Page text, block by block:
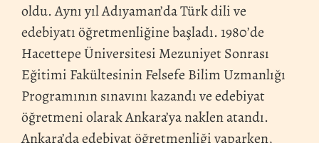
oldu. Aynı yıl Adıyaman’da Türk dili ve
edebiyatı öğretmenliğine başladı. 1980’de
Hacettepe Üniversitesi Mezuniyet Sonrası
Eğitimi Fakültesinin Felsefe Bilim Uzmanlığı
Programının sınavını kazandı ve edebiyat
öğretmeni olarak Ankara’ya naklen atandı.
Ankara’da edebiyat öğretmenliği yaparken,